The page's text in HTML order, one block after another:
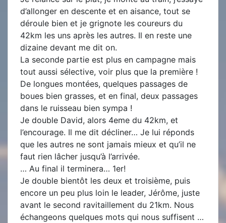
d’allonger en descente et en aisance, tout se
déroule bien et je grignote les coureurs du
42km les uns après les autres. Il en reste une
dizaine devant me dit on.
La seconde partie est plus en campagne mais
tout aussi sélective, voir plus que la première !
De longues montées, quelques passages de
boues bien grasses, et en final, deux passages
dans le ruisseau bien sympa !
Je double David, alors 4eme du 42km, et
l’encourage. Il me dit décliner… Je lui réponds
que les autres ne sont jamais mieux et qu’il ne
faut rien lâcher jusqu’à l’arrivée.
… Au final il terminera… 1er!
Je double bientôt les deux et troisième, puis
encore un peu plus loin le leader, Jérôme, juste
avant le second ravitaillement du 21km. Nous
échangeons quelques mots qui nous suffisent …